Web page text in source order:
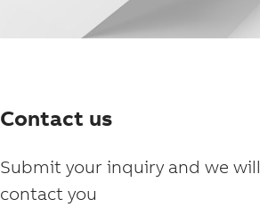
Contact us
Submit your inquiry and we will
contact you